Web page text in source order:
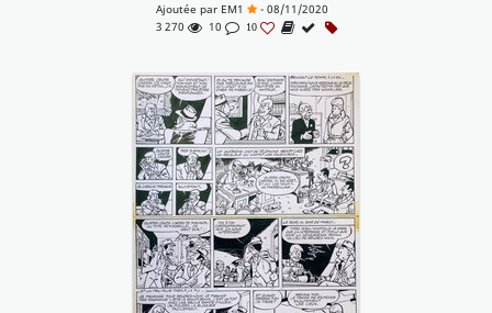
Ajoutée par EM1
- 08/11/2020
3 270
10 10